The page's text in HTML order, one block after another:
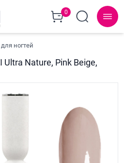
0
ногтей
Ultra Nature, Pink Beige,